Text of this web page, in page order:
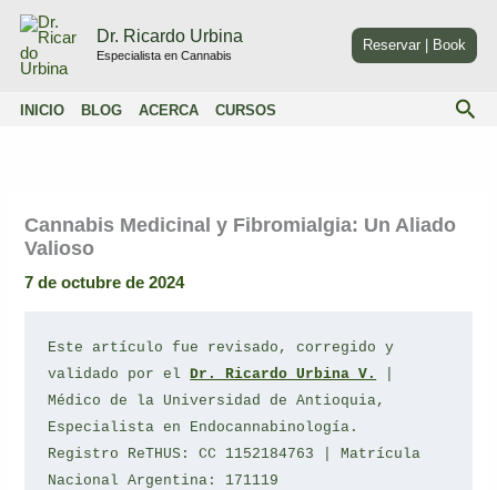
contenido
Dr. Ricardo Urbina
Especialista en Cannabis
Reservar | Book
INICIO BLOG ACERCA CURSOS
Cannabis Medicinal y Fibromialgia: Un Aliado
Valioso
7 de octubre de 2024
Este artículo fue revisado, corregido y
validado por el Dr. Ricardo Urbina V.
Médico de la Universidad de Antioquia,
Especialista en Endocannabinología.
Registro ReTHUS: CC 1152184763 | Matrícula
Nacional Argentina: 171119